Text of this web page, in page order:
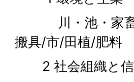
川・池・家畜/
搬具/市/田植/肥料
2 社会組織と信